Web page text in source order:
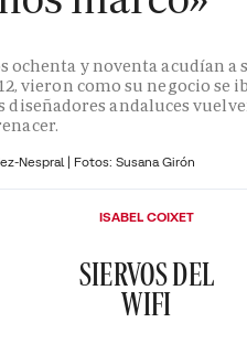
ochenta y noventa acudían a
vieron como su negocio se
diseñadores andaluces
Nespral | Fotos: Susana Girón
SIERVOS DEL
WIFI
ISABEL COIXET